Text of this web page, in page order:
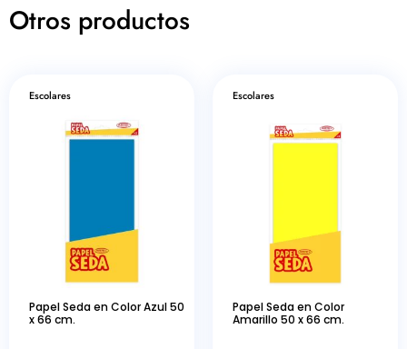
Otros productos
Escolares
Papel Seda en Color Azul 50
x 66 cm.
Escolares
Papel Seda en Color
Amarillo 50 x 66 cm.